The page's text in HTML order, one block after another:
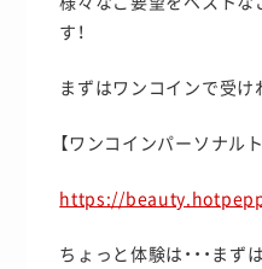
す！
まずはワンコインで受け
【ワンコインパーソナル
https://
ちょっと体験は・・・ま